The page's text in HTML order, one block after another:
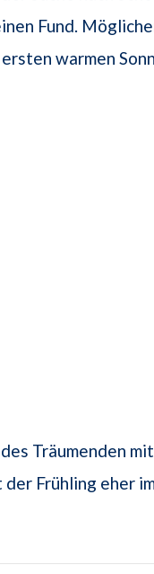
Fund.
warmen
Träumenden
Frühling eher